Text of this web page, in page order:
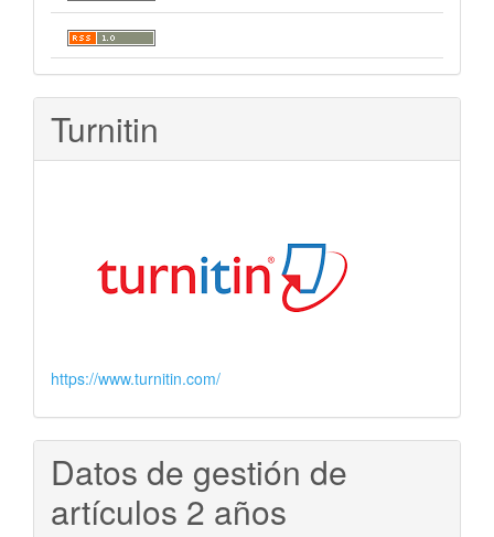
Turnitin
https://www.turnitin.com/
Datos de gestión de
artículos 2 años